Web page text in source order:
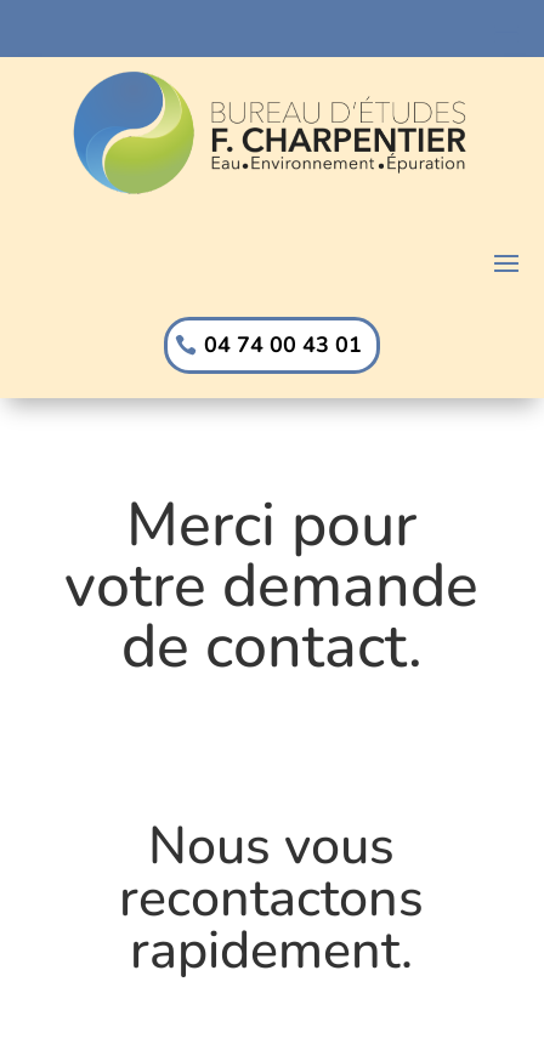
04 74 00 43 01
Merci pour
votre demande
de contact.
Nous vous
recontactons
rapidement.